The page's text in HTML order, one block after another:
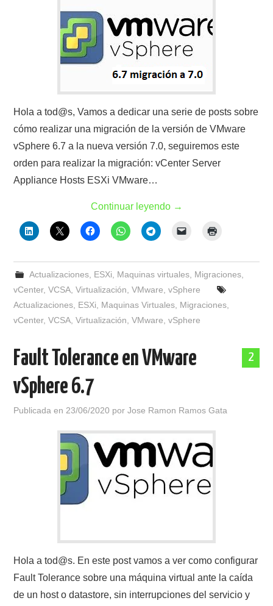
Hola a tod@s, Vamos a dedicar una serie de posts sobre
cómo realizar una migración de la versión de VMware
vSphere 6.7 a la nueva versión 7.0, seguiremos este
orden para realizar la migración: vCenter Server
Appliance Hosts ESXi VMware…
Continuar leyendo →
Actualizaciones, ESXi Maquinas virtuales, Migraciones,
vCenter,VCSA ,Virtualización ,VMware ,vSphere
Actualizaciones ESXi Maquinas Virtuales Migraciones
vCenter,VCSA ,Virtualización ,VMware ,vSphere
2
Fault Tolerance en VMware
vSphere 6.7
Publicada en 23/06/2020 porJose Ramon Ramos Gata
Hola a tod@s. En este post vamos a ver como configurar
Fault Tolerance sobre una máquina virtual ante la caída
de un host o datastore, sin interrupciones del servicio y